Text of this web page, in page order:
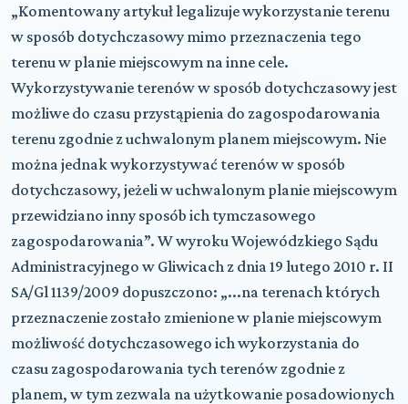
„Komentowany artykuł legalizuje wykorzystanie terenu
w sposób dotychczasowy mimo przeznaczenia tego
terenu w planie miejscowym na inne cele.
Wykorzystywanie terenów w sposób dotychczasowy jest
możliwe do czasu przystąpienia do zagospodarowania
terenu zgodnie z uchwalonym planem miejscowym. Nie
można jednak wykorzystywać terenów w sposób
dotychczasowy, jeżeli w uchwalonym planie miejscowym
przewidziano inny sposób ich tymczasowego
zagospodarowania”. W wyroku Wojewódzkiego Sądu
Administracyjnego w Gliwicach z dnia 19 lutego 2010 r. II
SA/Gl 1139/2009 dopuszczono: „...na terenach których
przeznaczenie zostało zmienione w planie miejscowym
możliwość dotychczasowego ich wykorzystania do
czasu zagospodarowania tych terenów zgodnie z
planem, w tym zezwala na użytkowanie posadowionych